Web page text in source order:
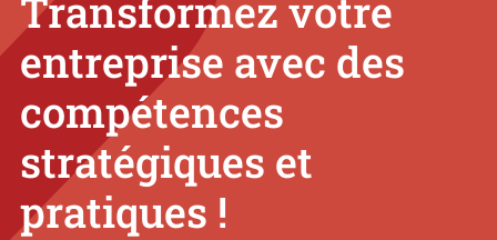
Transformez votre
entreprise avec des
compétences
stratégiques et
pratiques !